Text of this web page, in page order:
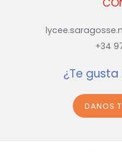
+34
¿Te
DANOS